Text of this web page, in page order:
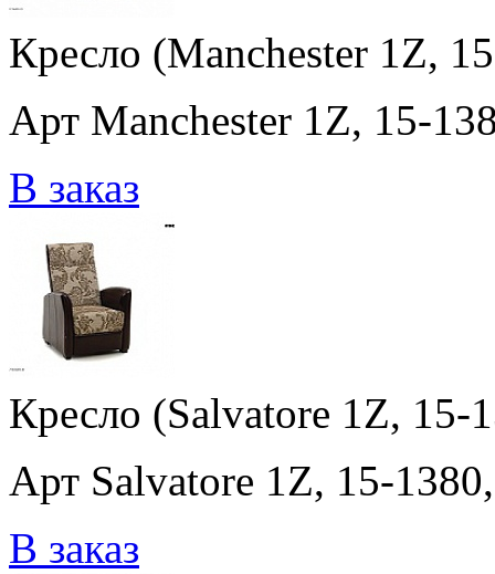
Кресло (Manchester 1Z,
Арт Manchester 1Z, 15-
В заказ
Кресло (Salvatore 1Z, 15-
Арт Salvatore 1Z, 15-
В заказ